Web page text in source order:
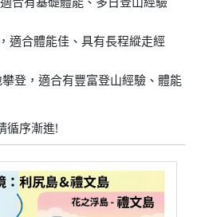
合體能佳、具有長程縱走經
，適合有豐富登山經驗、體能
循序漸進!